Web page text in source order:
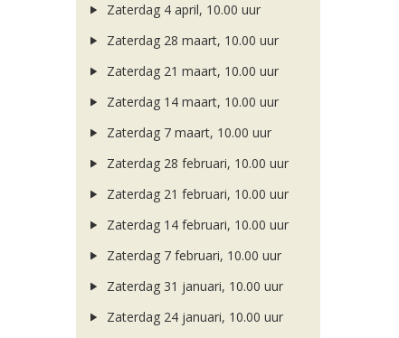
Zaterdag 4 april, 10.00 uur
Zaterdag 28 maart, 10.00 uur
Zaterdag 21 maart, 10.00 uur
Zaterdag 14 maart, 10.00 uur
Zaterdag 7 maart, 10.00 uur
Zaterdag 28 februari, 10.00 uur
Zaterdag 21 februari, 10.00 uur
Zaterdag 14 februari, 10.00 uur
Zaterdag 7 februari, 10.00 uur
Zaterdag 31 januari, 10.00 uur
Zaterdag 24 januari, 10.00 uur